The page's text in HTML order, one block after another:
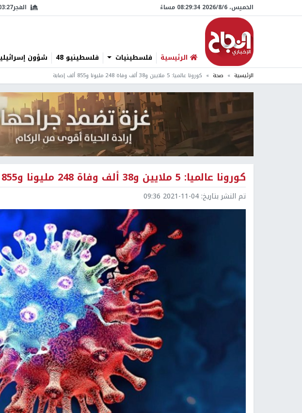
الخميس، 6/‏8/‏2026 08:29:35 مساءً الفجر
الرئيسية فلسطينيات فلسطينيو 48 شؤون
الرئيسية صحة كورونا عالميا: 5 ملايين و38 ألف وفاة 248 مليونا و855 ألف إصابة
كورونا عالميا: 5 ملايين و38 ألف وفاة 248 مليونا و855 ألف إصابة
تم النشر بتاريخ: 2021-11-04 09:36